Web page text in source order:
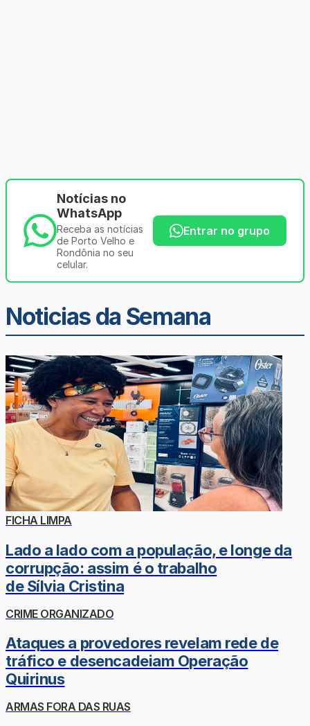
Notícias no
WhatsApp
Receba as notícias
de Porto Velho e
Rondônia no seu
celular.
Entrar no grupo
Noticias da Semana
FICHA LIMPA
Lado a lado com a população, e longe da
corrupção: assim é o trabalho
de Sílvia Cristina
CRIME ORGANIZADO
Ataques a provedores revelam rede de
tráfico e desencadeiam Operação
Quirinus
ARMAS FORA DAS RUAS